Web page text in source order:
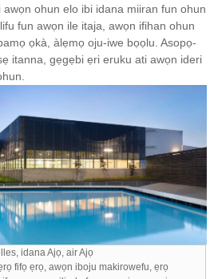
ohun elo ibi idana miiran fun ohun
fun awọn ile itaja, awọn ifihan ohun
ọkà, àlẹmọ oju-iwe bọọlu. Asopọ-
itanna, gẹgẹbi ẹri eruku ati awọn ideri
idana Ajọ, air Ajọ
fifọ ẹrọ, awọn iboju makirowefu, ẹrọ